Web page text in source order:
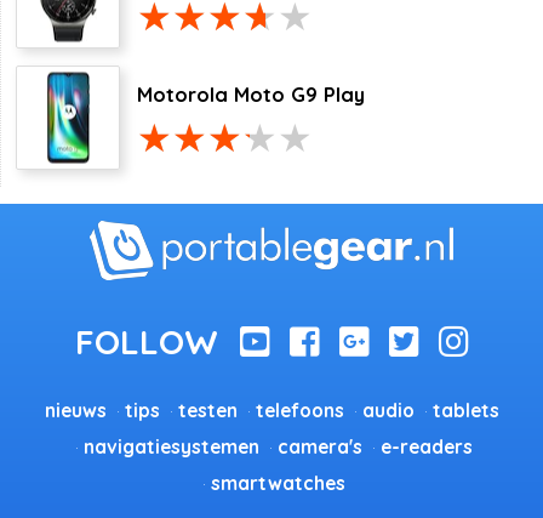
Motorola Moto G9 Play
nieuws tips testen telefoons audio
tablets
navigatiesystemen
camera's
e-readers
smartwatches